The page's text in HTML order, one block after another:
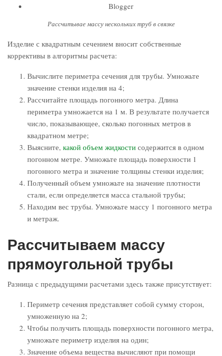
Blogger
Рассчитывае массу нескольких труб в связке
Изделие с квадратным сечением вносит собственные
коррективы в алгоритмы расчета:
Вычислите периметра сечения для трубы. Умножьте
значение стенки изделия на 4;
Рассчитайте площадь погонного метра. Длина
периметра умножается на 1 м. В результате получается
число, показывающее, сколько погонных метров в
квадратном метре;
Выясните, какой объем жидкости содержится в одном
погонном метре. Умножьте площадь поверхности 1
погонного метра и значение толщины стенки изделия;
Полученный объем умножьте на значение плотности
стали, если определяется масса стальной трубы;
Находим вес трубы. Умножьте массу 1 погонного метра
и метраж.
Рассчитываем массу
прямоугольной трубы
Разница с предыдущими расчетами здесь также присутствует:
Периметр сечения представляет собой сумму сторон,
умноженную на 2;
Чтобы получить площадь поверхности погонного метра,
умножьте периметр изделия на один;
Значение объема вещества вычисляют при помощи